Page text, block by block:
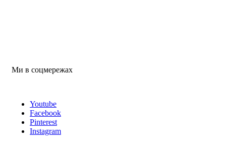
Ми в соцмережах
Youtube
Facebook
Pinterest
Instagram